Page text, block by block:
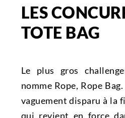
LES
TOTE BAG
Le plus gros
nomme Rope, Rope
vaguement disparu à la
qui revient en force